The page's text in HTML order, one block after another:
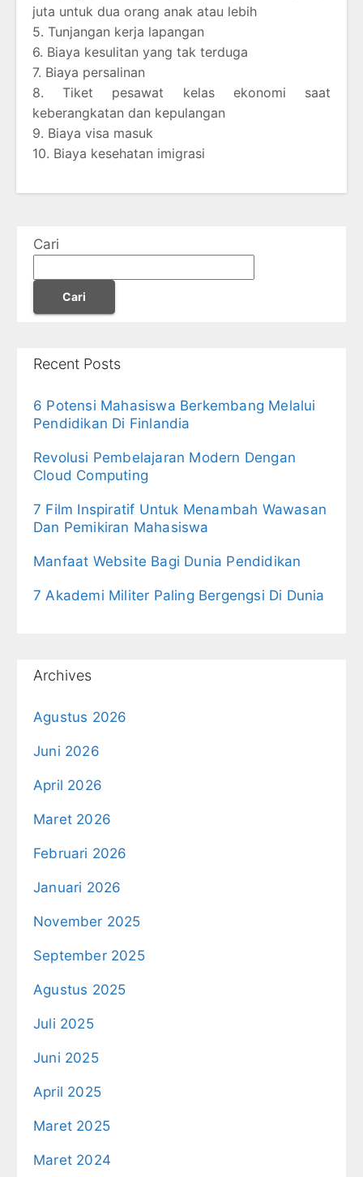
juta untuk dua orang anak atau lebih
5. Tunjangan kerja lapangan
6. Biaya kesulitan yang tak terduga
7. Biaya persalinan
8. Tiket pesawat kelas ekonomi saat
keberangkatan dan kepulangan
9. Biaya visa masuk
10. Biaya kesehatan imigrasi
Cari
Cari
Recent Posts
6 Potensi Mahasiswa Berkembang Melalui
Pendidikan Di Finlandia
Revolusi Pembelajaran Modern Dengan
Cloud Computing
7 Film Inspiratif Untuk Menambah Wawasan
Dan Pemikiran Mahasiswa
Manfaat Website Bagi Dunia Pendidikan
7 Akademi Militer Paling Bergengsi Di Dunia
Archives
Agustus 2026
Juni 2026
April 2026
Maret 2026
Februari 2026
Januari 2026
November 2025
September 2025
Agustus 2025
Juli 2025
Juni 2025
April 2025
Maret 2025
Maret 2024